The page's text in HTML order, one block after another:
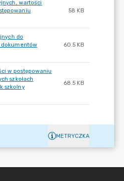
wartości
58 KB
do
dokumentów
60.5 KB
w postępowaniu
szkołach
szkolny
68.5 KB
METRYCZKA